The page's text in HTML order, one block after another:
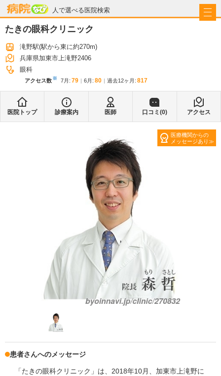
人で選べる医院検索
病院なび
たきの眼科クリニック
滝野駅(駅から東に約270m)
兵庫県加東市上滝野2406
眼科
アクセス数※ 7月 : 79 6月 : 80 過去12ヶ月: 817
医院トップ 診療案内 医師 口コミ(0) アクセス
医療機関からの
メッセージあり
患者さんへのメッセージ
「たきの眼科クリニック」は、2018年10月、加東市上滝野に